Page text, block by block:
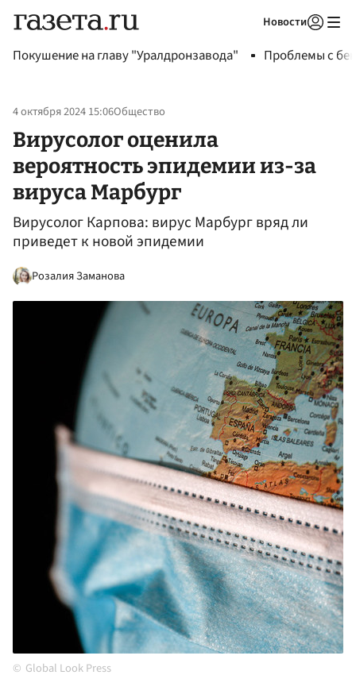
Новости
Покушение на главу "Уралдронзавода" Проблемы с
4 октября 2024 15:06Общество
Вирусолог оценила
вероятность эпидемии из-за
вируса Марбург
Вирусолог Карпова: вирус Марбург вряд ли
приведет к новой эпидемии
Розалия Заманова
Global Look Press